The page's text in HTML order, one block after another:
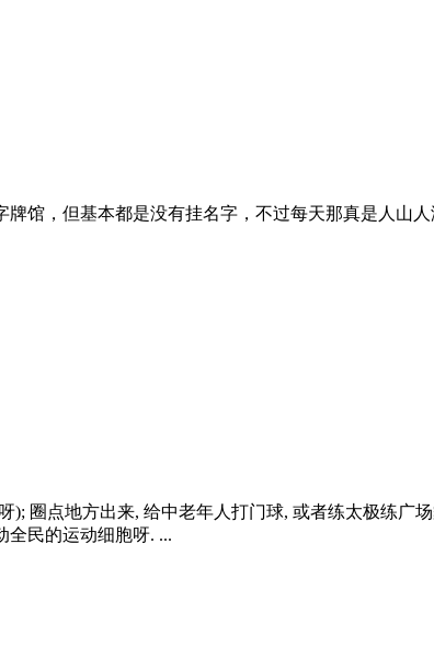
馆，但基本都是没有挂名字，不过每天那真是人山人
圈点地方出来, 给中老年人打门球, 或者练太极练广
全民的运动细胞呀. ...